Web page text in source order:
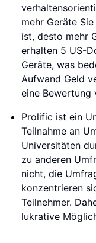
mehr Geräte
ist, desto mehr
erhalten 5 US-
Geräte, was
Aufwand Geld
eine Bewertung
Prolific ist ein
Teilnahme an
Universitäten
zu anderen
nicht, die
konzentrieren
Teilnehmer.
lukrative